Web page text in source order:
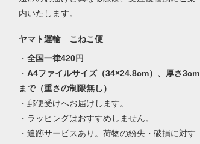
内いたします。
ヤマト運輸 こねこ便
・全国一律420円
・A4ファイルサイズ（34×24.8cm）、厚さ3cm
まで（重さの制限無し）
・郵便受けへお届けします。
・ラッピングはおすすめしません。
・追跡サービスあり。荷物の紛失・破損に対す